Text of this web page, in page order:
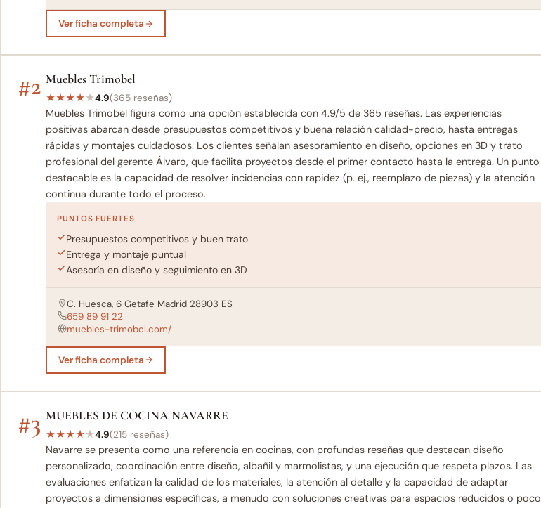
Ver ficha completa
#2 Muebles Trimobel
★★★★★4.9(365 reseñas)
Muebles Trimobel figura como una opción establecida con 4.9/5 de 365 reseñas. Las experiencias
positivas abarcan desde presupuestos competitivos y buena relación calidad-precio, hasta entregas
rápidas y montajes cuidadosos. Los clientes señalan asesoramiento en diseño, opciones en 3D y trato
profesional del gerente Álvaro, que facilita proyectos desde el primer contacto hasta la entrega. Un punto
destacable es la capacidad de resolver incidencias con rapidez (p. ej., reemplazo de piezas) y la atención
continua durante todo el proceso.
PUNTOS FUERTES
Presupuestos competitivos y buen trato
Entrega y montaje puntual
Asesoría en diseño y seguimiento en 3D
C. Huesca, 6 Getafe Madrid 28903 ES
659 89 91 22
muebles-trimobel.com/
Ver ficha completa
#3 MUEBLES DE COCINA NAVARRE
★★★★★4.9(215 reseñas)
Navarre se presenta como una referencia en cocinas, con profundas reseñas que destacan diseño
personalizado, coordinación entre diseño, albañil y marmolistas, y una ejecución que respeta plazos. Las
evaluaciones enfatizan la calidad de los materiales, la atención al detalle y la capacidad de adaptar
proyectos a dimensiones específicas, a menudo con soluciones creativas para espacios reducidos o poco